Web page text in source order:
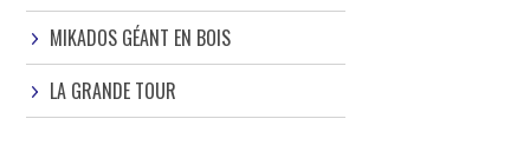
MIKADOS GÉANT EN BOIS
LA GRANDE TOUR